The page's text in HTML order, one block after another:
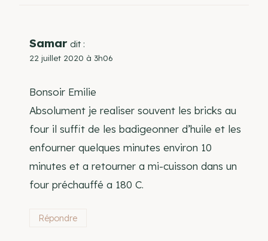
Samar dit :
22 juillet 2020 à 3h06
Bonsoir Emilie
Absolument je realiser souvent les bricks au
four il suffit de les badigeonner d’huile et les
enfourner quelques minutes environ 10
minutes et a retourner a mi-cuisson dans un
four préchauffé a 180 C.
Répondre